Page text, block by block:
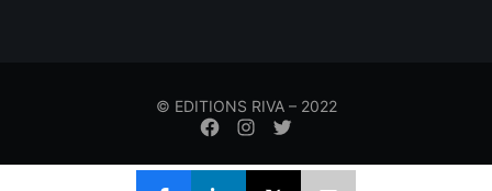
© EDITIONS RIVA – 2022
Élément
menude
de